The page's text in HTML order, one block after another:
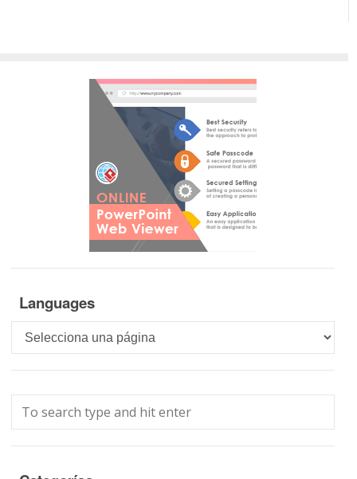
Languages
Languages